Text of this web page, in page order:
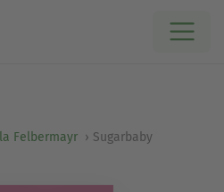
Felbermayr Sugarbaby